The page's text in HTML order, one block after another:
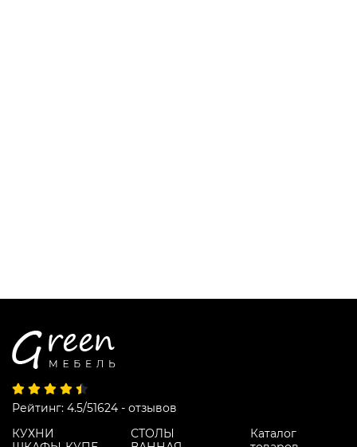
Рейтинг: 4.5/51624 - отзывов
КУХНИ
СТОЛЫ
Каталог